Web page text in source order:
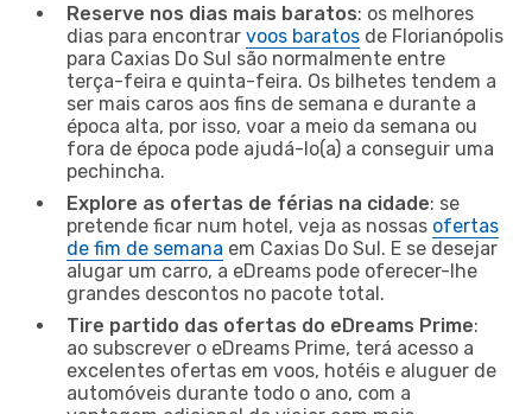
Reserve nos dias mais baratos: os melhores
dias para encontrar voos baratos de Florianópolis
para Caxias Do Sul são normalmente entre
terça-feira e quinta-feira. Os bilhetes tendem a
ser mais caros aos fins de semana e durante a
época alta, por isso, voar a meio da semana ou
fora de época pode ajudá-lo(a) a conseguir uma
pechincha.
Explore as ofertas de férias na cidade: se
pretende ficar num hotel, veja as nossas ofertas
de fim de semana em Caxias Do Sul. E se desejar
alugar um carro, a eDreams pode oferecer-lhe
grandes descontos no pacote total.
Tire partido das ofertas do eDreams Prime:
ao subscrever o eDreams Prime, terá acesso a
excelentes ofertas em voos, hotéis e aluguer de
automóveis durante todo o ano, com a